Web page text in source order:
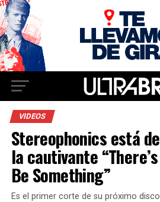
VIDEOS
Stereophonics está
la cautivante
Be Something”
Es el primer corte de su próximo disco